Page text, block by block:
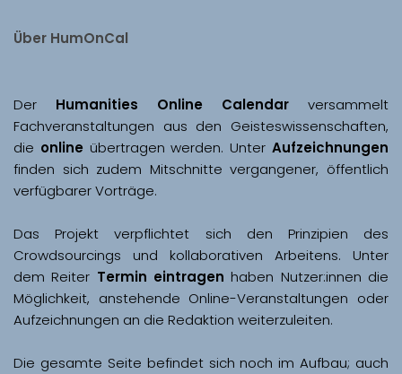
Über HumOnCal
Der Humanities Online Calendar versammelt
Fachveranstaltungen aus den Geisteswissenschaften,
die online übertragen werden. Unter Aufzeichnungen
finden sich zudem Mitschnitte vergangener, öffentlich
Das Projekt verpflichtet sich den Prinzipien des
Crowdsourcings und kollaborativen Arbeitens. Unter
dem Reiter Termin eintragen haben Nutzer:innen die
Möglichkeit, anstehende Online-Veranstaltungen oder
Aufzeichnungen an die Redaktion weiterzuleiten.
Die gesamte Seite befindet sich noch im Aufbau; auch